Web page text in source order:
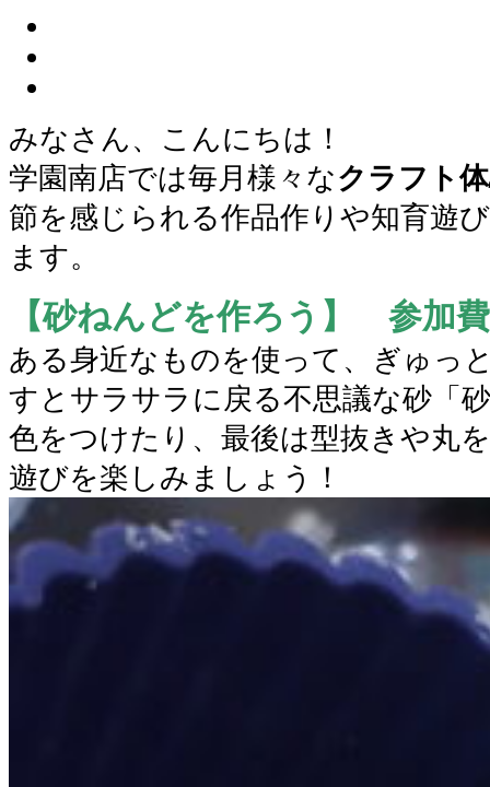
みなさん、こんにちは！
学園南店では毎月様々なクラフト
節を感じられる作品作りや知育遊
ます。
【砂ねんどを作ろう】 参加
ある身近なものを使って、ぎゅっ
すとサラサラに戻る不思議な砂「
色をつけたり、最後は型抜きや丸
遊びを楽しみましょう！